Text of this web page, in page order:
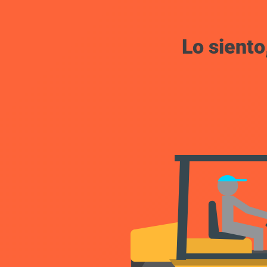
Lo